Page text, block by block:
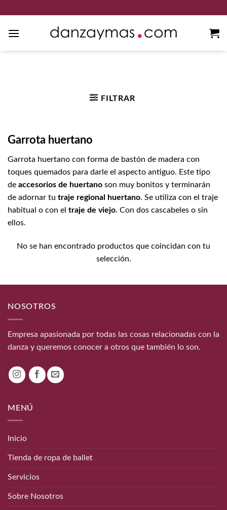
contenido
FILTRAR
Garrota huertano
Garrota huertano con forma de bastón de madera con
toques quemados para darle el aspecto antiguo. Este tipo
de accesorios de huertano son muy bonitos y terminarán
de adornar tu traje regional huertano. Se utiliza con el traje
habitual o con el traje de viejo. Con dos cascabeles o sin
ellos.
No se han encontrado productos que coincidan con tu
selección.
NOSOTROS
Empresa apasionada por todas las cosas relacionadas con la
danza y queremos conocer a otros que también lo son.
MENÚ
Inicio
Tienda de ropa de ballet
Servicios
Sobre Nosotros